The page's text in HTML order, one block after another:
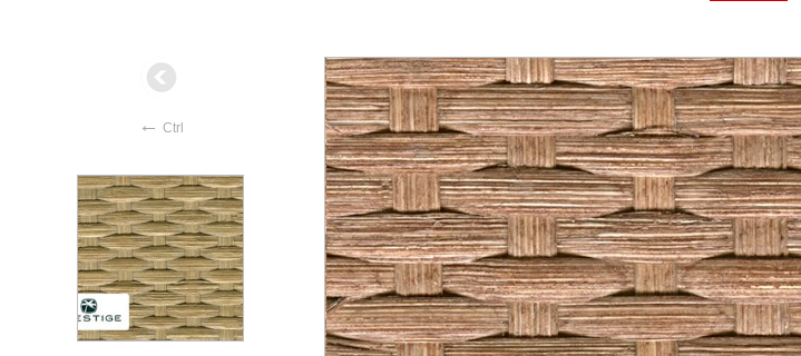
← Ctrl